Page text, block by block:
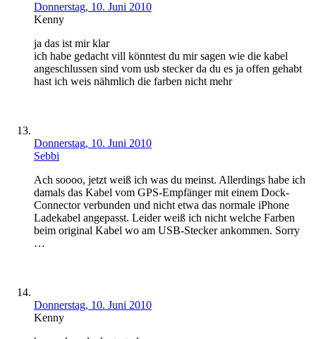
Donnerstag, 10. Juni 2010
Kenny
ja das ist mir klar
ich habe gedacht vill könntest du mir sagen wie die kabel
angeschlussen sind vom usb stecker da du es ja offen gehabt
hast ich weis nähmlich die farben nicht mehr
Donnerstag, 10. Juni 2010
Sebbi
Ach soooo, jetzt weiß ich was du meinst. Allerdings habe ich
damals das Kabel vom GPS-Empfänger mit einem Dock-
Connector verbunden und nicht etwa das normale iPhone
Ladekabel angepasst. Leider weiß ich nicht welche Farben
beim original Kabel wo am USB-Stecker ankommen. Sorry
…
Donnerstag, 10. Juni 2010
Kenny